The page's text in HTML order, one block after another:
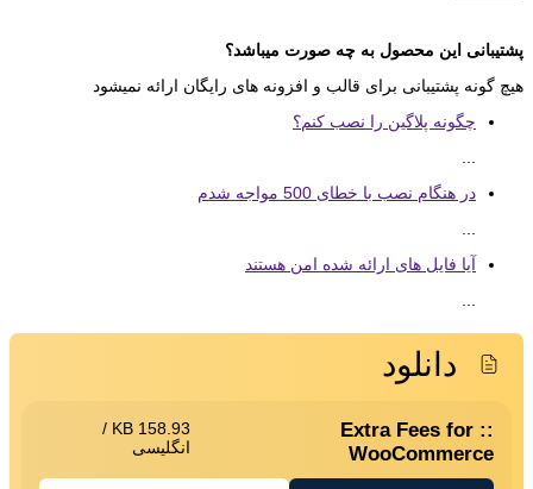
پشتیبانی این محصول به چه صورت میباشد؟
هیچ گونه پشتیبانی برای قالب و افزونه های رایگان ارائه نمیشود
چگونه پلاگین را نصب کنم؟
در هنگام نصب با خطای 500 مواجه شدم
آیا فایل های ارائه شده امن هستند
دانلود
Extra Fees for
WooCommerce
158.93 KB
/
انگلیسی